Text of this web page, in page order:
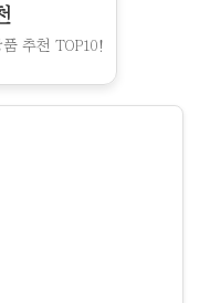
추천 TOP10!